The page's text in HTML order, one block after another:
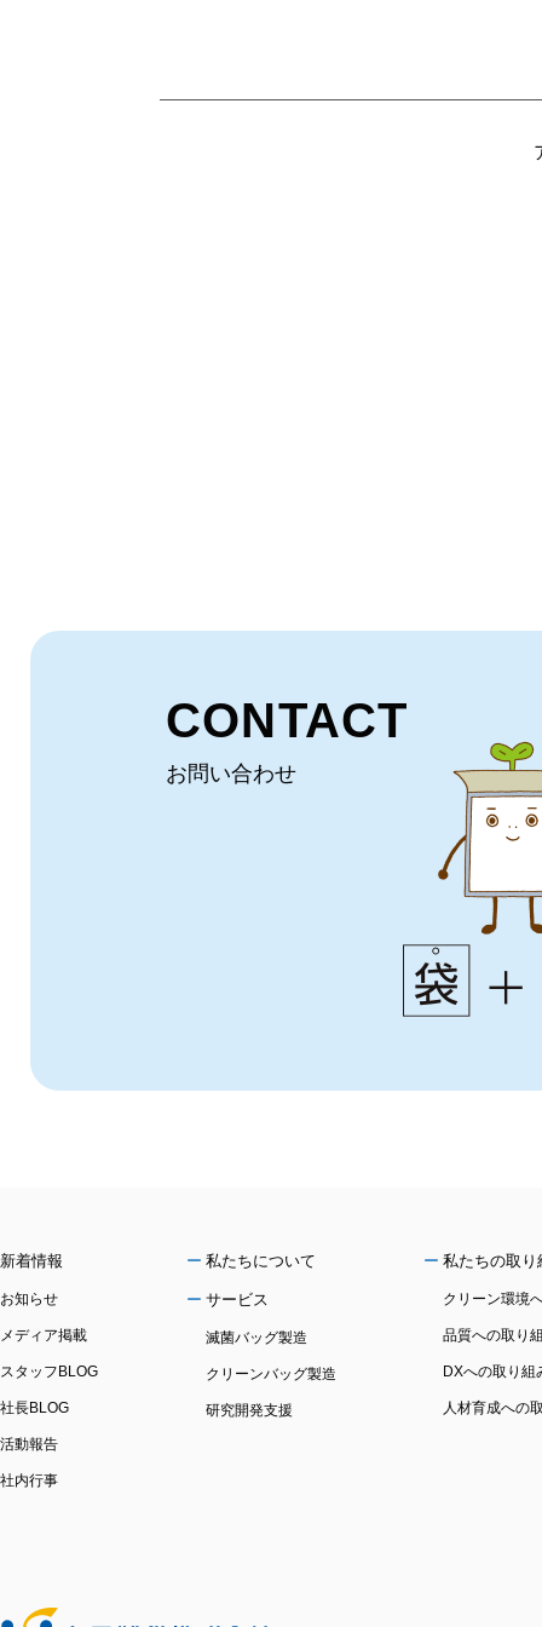
CONTACT
お問い合わせ
新着情報
お知らせ
メディア掲載
スタッフBLOG
社長BLOG
活動報告
社内行事
私たちについて
サービス
滅菌バッグ製造
クリーンバッグ製造
研究開発支援
私たちの取り
クリーン環境
品質への取り
DXへの取り組
人材育成への